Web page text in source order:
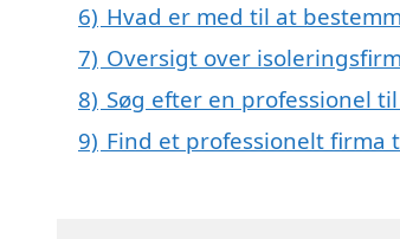
6) Hvad er med til at
7) Oversigt over
8) Søg efter en professionel
9) Find et professionelt firma